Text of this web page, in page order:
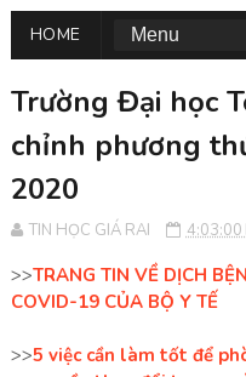
HOME
Trường Đại học
chỉnh phương
2020
TIN HỌC GIÁ RAI 4:03:00
>>TRANG TIN VỀ DỊCH
COVID-19 CỦA BỘ Y TẾ
>>5 việc cần làm tốt để